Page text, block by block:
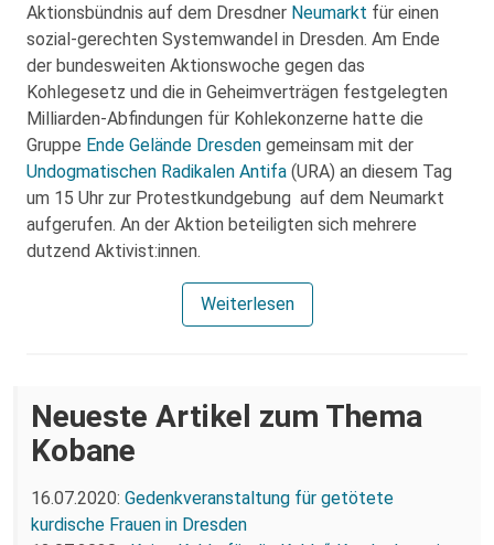
Aktionsbündnis auf dem Dresdner Neumarkt für einen
sozial-gerechten Systemwandel in Dresden. Am Ende
der bundesweiten Aktionswoche gegen das
Kohlegesetz und die in Geheimverträgen festgelegten
Milliarden-Abfindungen für Kohlekonzerne hatte die
Gruppe Ende Gelände Dresden gemeinsam mit der
Undogmatischen Radikalen Antifa (URA) an diesem Tag
um 15 Uhr zur Protestkundgebung auf dem Neumarkt
aufgerufen. An der Aktion beteiligten sich mehrere
dutzend Aktivist:innen.
Weiterlesen
Neueste Artikel zum Thema
Kobane
16.07.2020: Gedenkveranstaltung für getötete
kurdische Frauen in Dresden